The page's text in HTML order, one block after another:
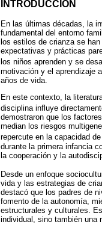
INTRODUCCIÓN
En las últimas décadas, la
fundamental del entorno
los estilos de crianza se
expectativas y prácticas
los niños aprenden y se
motivación y el aprendizaje
años de vida.
En este contexto, la
disciplina influye
demostraron que los
median los riesgos
repercute en la capacidad
durante la primera infancia
la cooperación y la
Desde un enfoque
vida y las estrategias de
destacó que los padres de
fomento de la autonomía,
estructurales y culturales.
individual, sino también una